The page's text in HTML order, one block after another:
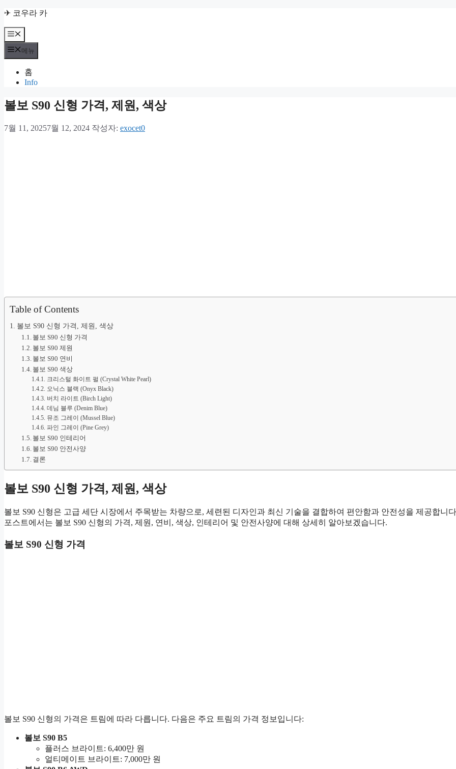
컨
츠
로
✈ 코우라 카
메
뉴
메뉴
홈
Info
볼보 S90 신형 가격, 제원, 색상
7월 11, 20257월 12, 2024 작성자: exocet0
Table of Contents
볼보 S90 신형 가격, 제원, 색상
볼보 S90 신형 가격
볼보 S90 제원
볼보 S90 연비
볼보 S90 색상
크리스털 화이트 펄 (Crystal White Pearl)
오닉스 블랙 (Onyx Black)
버치 라이트 (Birch Light)
데님 블루 (Denim Blue)
뮤조 그레이 (Mussel Blue)
파인 그레이 (Pine Grey)
볼보 S90 인테리어
볼보 S90 안전사양
결론
볼보 S90 신형 가격, 제원, 색상
볼보 S90 신형은 고급 세단 시장에서 주목받는 차량으로, 세련된 디자인과 최신 기술을 결합하여 편안함과 안전성을 제공합니
포스트에서는 볼보 S90 신형의 가격, 제원, 연비, 색상, 인테리어 및 안전사양에 대해 상세히 알아보겠습니다.
볼보 S90 신형 가격
볼보 S90 신형의 가격은 트림에 따라 다릅니다. 다음은 주요 트림의 가격 정보입니다:
볼보 S90 B5
플러스 브라이트: 6,400만 원
얼티메이트 브라이트: 7,000만 원